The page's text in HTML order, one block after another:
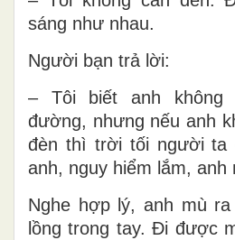
sáng như nhau.
Người bạn trả lời:
– Tôi biết anh không
đường, nhưng nếu anh
đèn thì trời tối người ta
anh, nguy hiểm lắm, anh
Nghe hợp lý, anh mù
lồng trong tay. Đi được